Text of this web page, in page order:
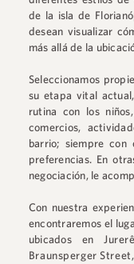
de la isla de
desean visualizar
más allá de la
Seleccionamos
su etapa vital
rutina con los
comercios,
barrio; siempre con
preferencias. En
negociación, le
Con nuestra
encontraremos el
ubicados en
Braunsperger